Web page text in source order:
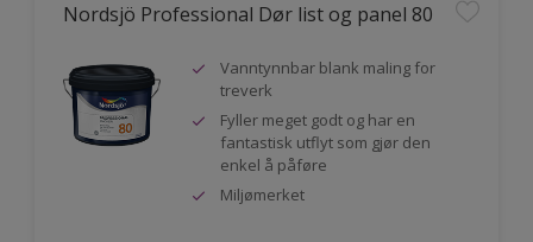
Nordsjö Professional Dør list og panel 80
Vanntynnbar blank maling for
treverk
Fyller meget godt og har en
fantastisk utflyt som gjør den
enkel å påføre
Miljømerket